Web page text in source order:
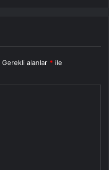
Gerekli alanlar * ile